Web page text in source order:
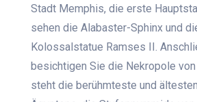
Stadt Memphis, die erste
sehen die Alabaster-Sphinx und
Kolossalstatue Ramses II.
besichtigen Sie die Nekropole von
steht die berühmteste und